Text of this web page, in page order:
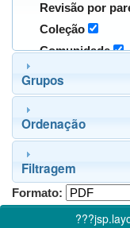
Revisão por
Coleção
Comunidade
Grupos
Ordenação
Filtragem
Formato: